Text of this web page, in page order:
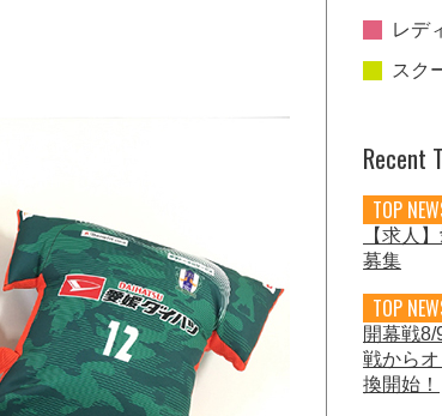
レデ
スク
Recent
TOP
【求人
募集
TOP
開幕戦
戦から
換開始！